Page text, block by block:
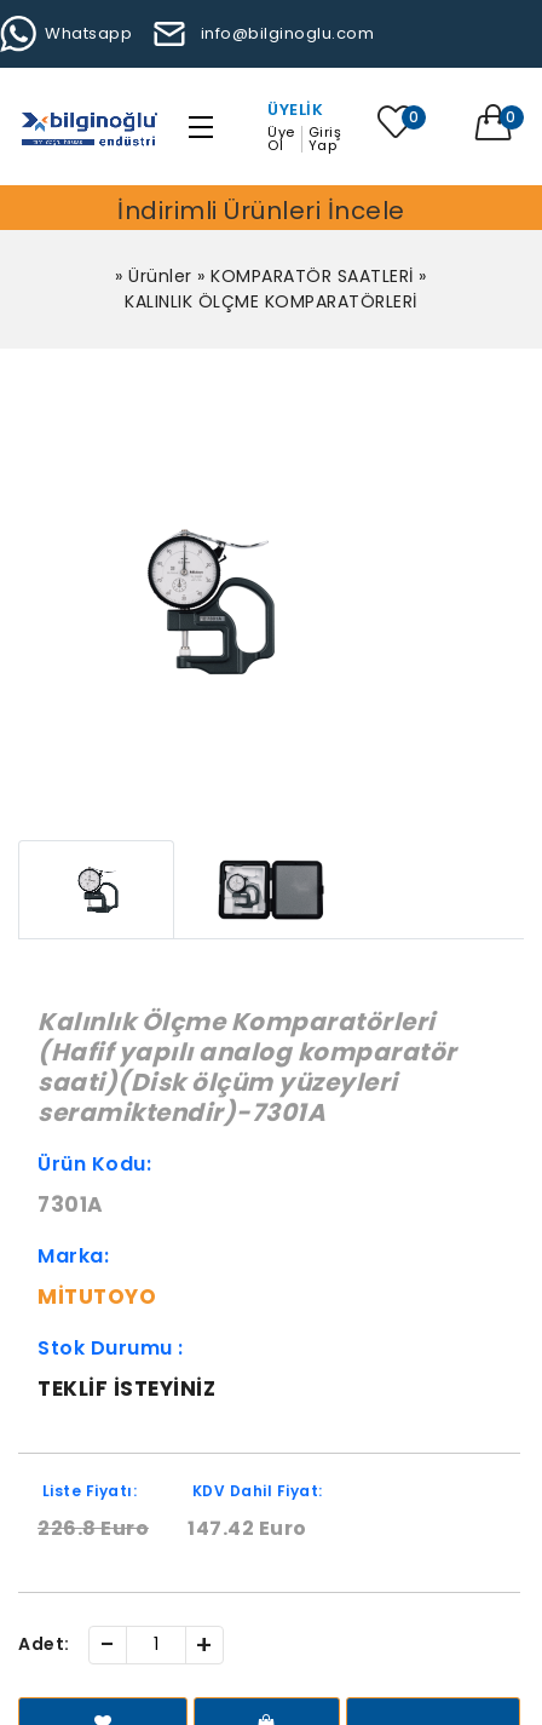
Whatsapp info@bilginoglu.com
ÜYELIK
Üye
Ol
Giriş
Yap
0 0
İndirimli Ürünleri İncele
»Ürünler »KOMPARATÖR SAATLERİ »
KALINLIK ÖLÇME KOMPARATÖRLERİ
Kalınlık Ölçme Komparatörleri
(Hafif yapılı analog komparatör
saati)(Disk ölçüm yüzeyleri
seramiktendir)-7301A
Ürün Kodu:
7301A
Marka:
MITUTOYO
Stok Durumu :
TEKLIF ISTEYINIZ
Liste Fiyatı:
226.8 Euro
KDV Dahil Fiyat:
147.42 Euro
Adet: - +